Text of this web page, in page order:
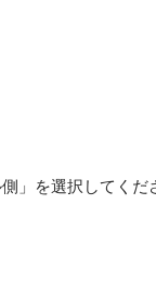
」を選択してくだ